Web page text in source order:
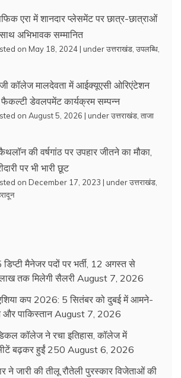
एरा में शानदार प्लेसमेंट पर छात्र-छात्राओं
अभिभावक सम्मानित
on May 18, 2024 | underउत्तराखंड उपलब्धि
कॉलेज मालदेवता में आईक्यूएसी ओरिएंटेशन
डेवलपमेंट कार्यक्रम सम्पन्न
on August 5, 2026 | underउत्तराखंड ताजा
की वर्षगांठ पर उपहार जीतने का मौका,
पर भी भारी छूट
on December 17, 2023 | underउत्तराखंड
मैनेजर पदों पर भर्ती, 12 अगस्त से
तक मिलेगी सैलरी August 7, 2026
कप 2026: 5 सितंबर को दुबई में आमने-
और पाकिस्तान August 7, 2026
कॉलेज ने रचा इतिहास, कॉलेज में
बढ़कर हुईं 250 August 6, 2026
ने जारी की तीलू रौतेली पुरस्कार विजेताओं की